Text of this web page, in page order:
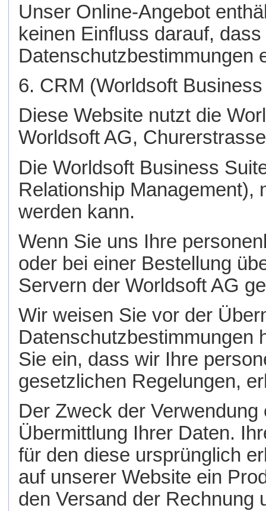
Unser Online-Angebot
keinen Einfluss darauf,
Datenschutzbestimmungen
6. CRM (Worldsoft
Diese Website nutzt die
Worldsoft AG,
Die Worldsoft Business
Relationship Management),
werden kann.
Wenn Sie uns Ihre
oder bei einer Bestellung
Servern der Worldsoft AG
Wir weisen Sie vor der
Datenschutzbestimmungen
Sie ein, dass wir Ihre
gesetzlichen Regelungen,
Der Zweck der
Übermittlung Ihrer Daten.
für den diese ursprünglich
auf unserer Website ein
den Versand der Rechnung